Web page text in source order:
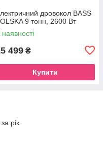
дровокол BASS
9 тонн, 2600 Вт
наявності
499 ₴
Купити
рік